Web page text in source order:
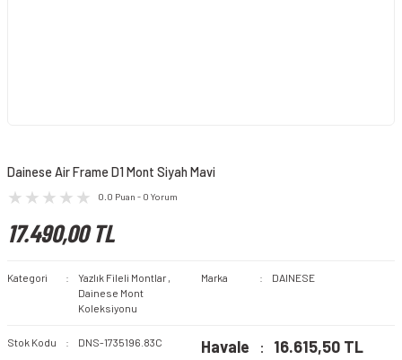
Dainese Air Frame D1 Mont Siyah Mavi
0.0 Puan - 0 Yorum
17.490,00 TL
Kategori Yazlık Fileli Montlar ,
Dainese Mont
Koleksiyonu
Marka DAINESE
Stok Kodu DNS-1735196.83C
Havale
16.615,50 TL